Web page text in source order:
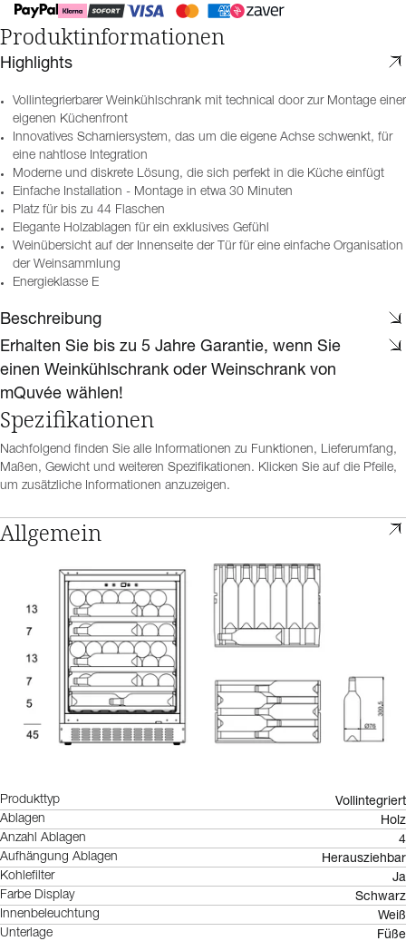
Produktinformationen
Highlights
Vollintegrierbarer Weinkühlschrank mit technical door zur Montage einer
eigenen Küchenfront
Innovatives Scharniersystem, das um die eigene Achse schwenkt, für
eine nahtlose Integration
Moderne und diskrete Lösung, die sich perfekt in die Küche einfügt
Einfache Installation - Montage in etwa 30 Minuten
Platz für bis zu 44 Flaschen
Elegante Holzablagen für ein exklusives Gefühl
Weinübersicht auf der Innenseite der Tür für eine einfache Organisation
der Weinsammlung
Energieklasse E
Beschreibung
Erhalten Sie bis zu 5 Jahre Garantie, wenn Sie
einen Weinkühlschrank oder Weinschrank von
mQuvée wählen!
Spezifikationen
Nachfolgend finden Sie alle Informationen zu Funktionen, Lieferumfang,
Maßen, Gewicht und weiteren Spezifikationen. Klicken Sie auf die Pfeile,
um zusätzliche Informationen anzuzeigen.
Allgemein
Produkttyp Vollintegriert
Ablagen Holz
Anzahl Ablagen 4
Aufhängung Ablagen Herausziehbar
Kohlefilter Ja
Farbe Display Schwarz
Innenbeleuchtung Weiß
Unterlage Füße